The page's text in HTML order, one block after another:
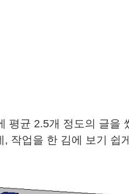
평균 2.5개 정도의 글을
작업을 한 김에 보기 쉽